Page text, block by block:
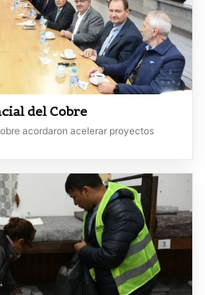
del Cobre
acordaron acelerar proyectos